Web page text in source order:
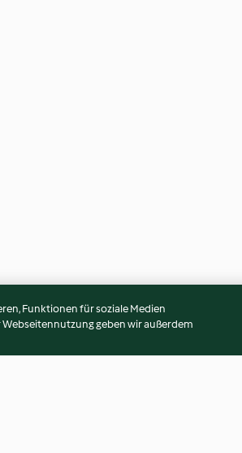
Funktionen für soziale Medien
geben wir außerdem